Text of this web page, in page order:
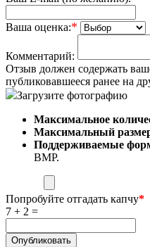
Ваша оценка:*
Комментарий:
Отзыв должен содержать
публиковавшееся ранее на
Загрузите фотографию
Максимальное
Максимальный
Поддерживаемые
BMP.
Попробуйте отгадать капчу*
7 + 2 =
Опубликовать